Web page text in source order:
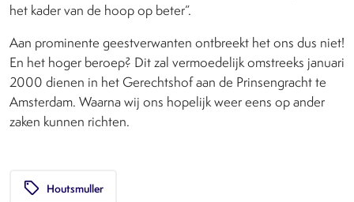
het kader van de hoop op beter”.
Aan prominente geestverwanten ontbreekt het ons dus niet!
En het hoger beroep? Dit zal vermoedelijk omstreeks januari
2000 dienen in het Gerechtshof aan de Prinsengracht te
Amsterdam. Waarna wij ons hopelijk weer eens op ander
zaken kunnen richten.
local_offer Houtsmuller